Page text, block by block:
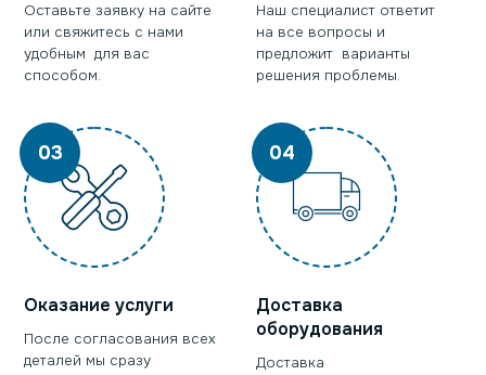
Оставьте заявку на сайте
или свяжитесь с нами
удобным для вас
способом.
Наш специалист ответит
на все вопросы и
предложит варианты
решения проблемы.
03
Оказание услуги
После согласования всех
деталей мы сразу
04
Доставка
оборудования
Доставка